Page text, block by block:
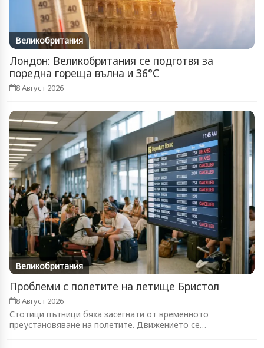
Великобритания
Лондон: Великобритания се подготвя за
поредна гореща вълна и 36°C
8 Август 2026
Великобритания
Проблеми с полетите на летище Бристол
8 Август 2026
Стотици пътници бяха засегнати от временното
преустановяване на полетите. Движението се